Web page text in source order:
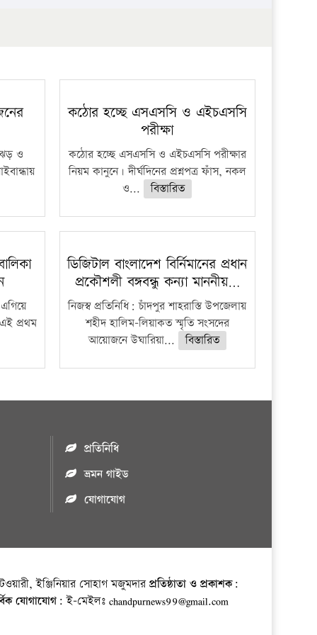
ঝড় ও
কঠোর হচ্ছে এসএসসি ও এইচএসসি
পরীক্ষা
কঠোর হচ্ছে এসএসসি ও এইচএসসি পরীক্ষার
নিয়ম কানুনে। দীর্ঘদিনের প্রশ্নপত্র ফাঁস, নকল
ও...
বিস্তারিত
প্রথম
ডিজিটাল বাংলাদেশ বির্নিমানের প্রধান
প্রকৌশলী বঙ্গবন্ধু কন্যা মাননীয়…
নিজস্ব প্রতিনিধি: চাঁদপুর শাহরাস্তি উপজেলায়
শহীদ হালিম-লিয়াকত স্মৃতি সংসদের
আয়োজনে উঘারিয়া...
বিস্তারিত
প্রতিনিধি
ভ্রমন গাইড
যোগাযোগ
ইঞ্জিনিয়ার সোহাগ মজুমদারপ্রতিষ্ঠাতা ও প্রকাশক:
যোগাযোগ: ই-মেইলঃ chandpurnews99@gmail.com